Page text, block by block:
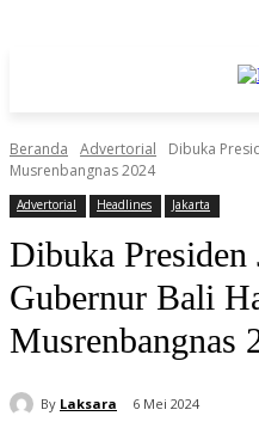
Beranda Advertorial
Dibuka
Musrenbangnas 2024
Advertorial Headlines Jakarta
Dibuka
Gubernur Bali
Musrenbangnas
By Laksara 6 Mei 2024